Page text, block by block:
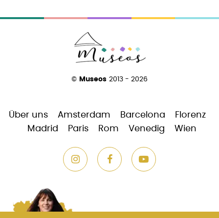
© Museos 2013 - 2026
Über uns Amsterdam Barcelona
Florenz
Madrid
Paris Rom Venedig Wien